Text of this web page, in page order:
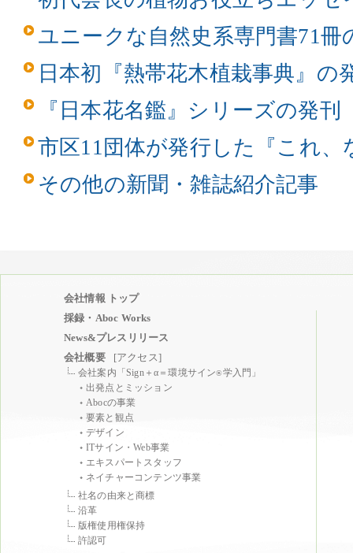
ユニークな自然史系専門書71冊
日本初『熱帯花木植栽事典』の
『日本花名鑑』シリーズの発刊
市区11団体が発行した『これ、
その他の新聞・雑誌紹介記事
会社情報 トップ
採録・Aboc Works
News&プレスリリース
会社概要
[アクセス]
会社案内「Sign＋α＝環境サイン®学入門」
出発点とミッション
Abocの事業
要素と観点
デザイン
ITサイン・Web事業
エキスパートスタッフ
ネイチャーコンテンツ事業
社名の由来と商標
沿革
版権使用権保持
許認可